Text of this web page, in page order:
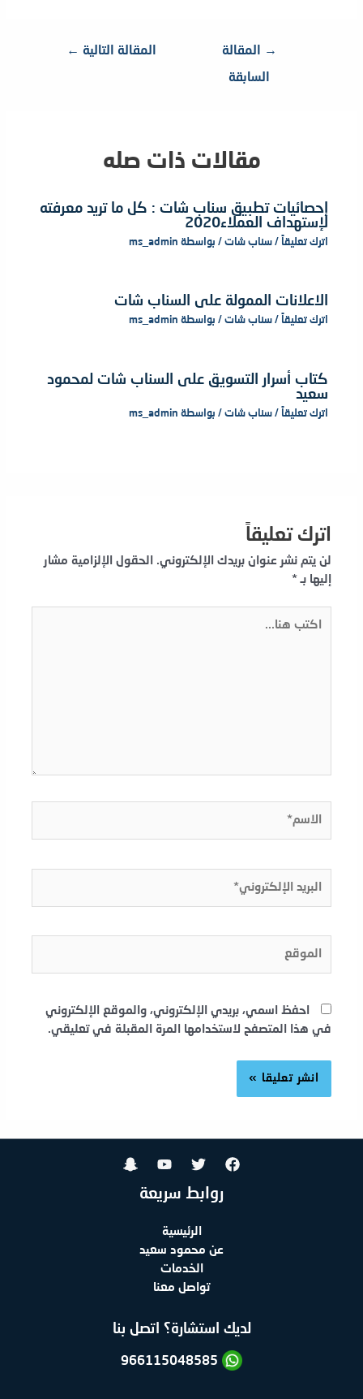
→ المقالة
السابقة
المقالة التالية ←
مقالات ذات صله
إحصائيات تطبيق سناب شات : كل ما تريد معرفته
لإستهداف العملاء2020
اترك تعليقاً / سناب شات/ بواسطة ms_admin
الاعلانات الممولة على السناب شات
اترك تعليقاً / سناب شات/ بواسطة ms_admin
كتاب أسرار التسويق على السناب شات لمحمود
سعيد
اترك تعليقاً / سناب شات/ بواسطة ms_admin
اترك تعليقاً
لن يتم نشر عنوان بريدك الإلكتروني.
الحقول الإلزامية مشار
إليها بـ*
الإلكتروني*
احفظ اسمي، بريدي الإلكتروني، والموقع الإلكتروني
في هذا المتصفح لاستخدامها المرة المقبلة في تعليقي.
روابط سريعة
الرئيسية
عن محمود سعيد
الخدمات
تواصل معنا
لديك استشارة؟ اتصل بنا
966115048585